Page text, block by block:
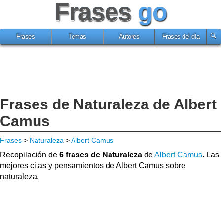
Frases go
Frases Temas Autores Frases del día
Frases de Naturaleza de Albert
Camus
Frases > Naturaleza >Albert Camus
Recopilación de 6 frases de Naturaleza deAlbert Camus. Las
mejores citas y pensamientos de Albert Camus sobre
naturaleza.